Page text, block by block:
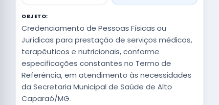
OBJETO:
Credenciamento de Pessoas Físicas ou
Jurídicas para prestação de serviços médicos,
terapêuticos e nutricionais, conforme
especificações constantes no Termo de
Referência, em atendimento às necessidades
da Secretaria Municipal de Saúde de Alto
Caparaó/MG.